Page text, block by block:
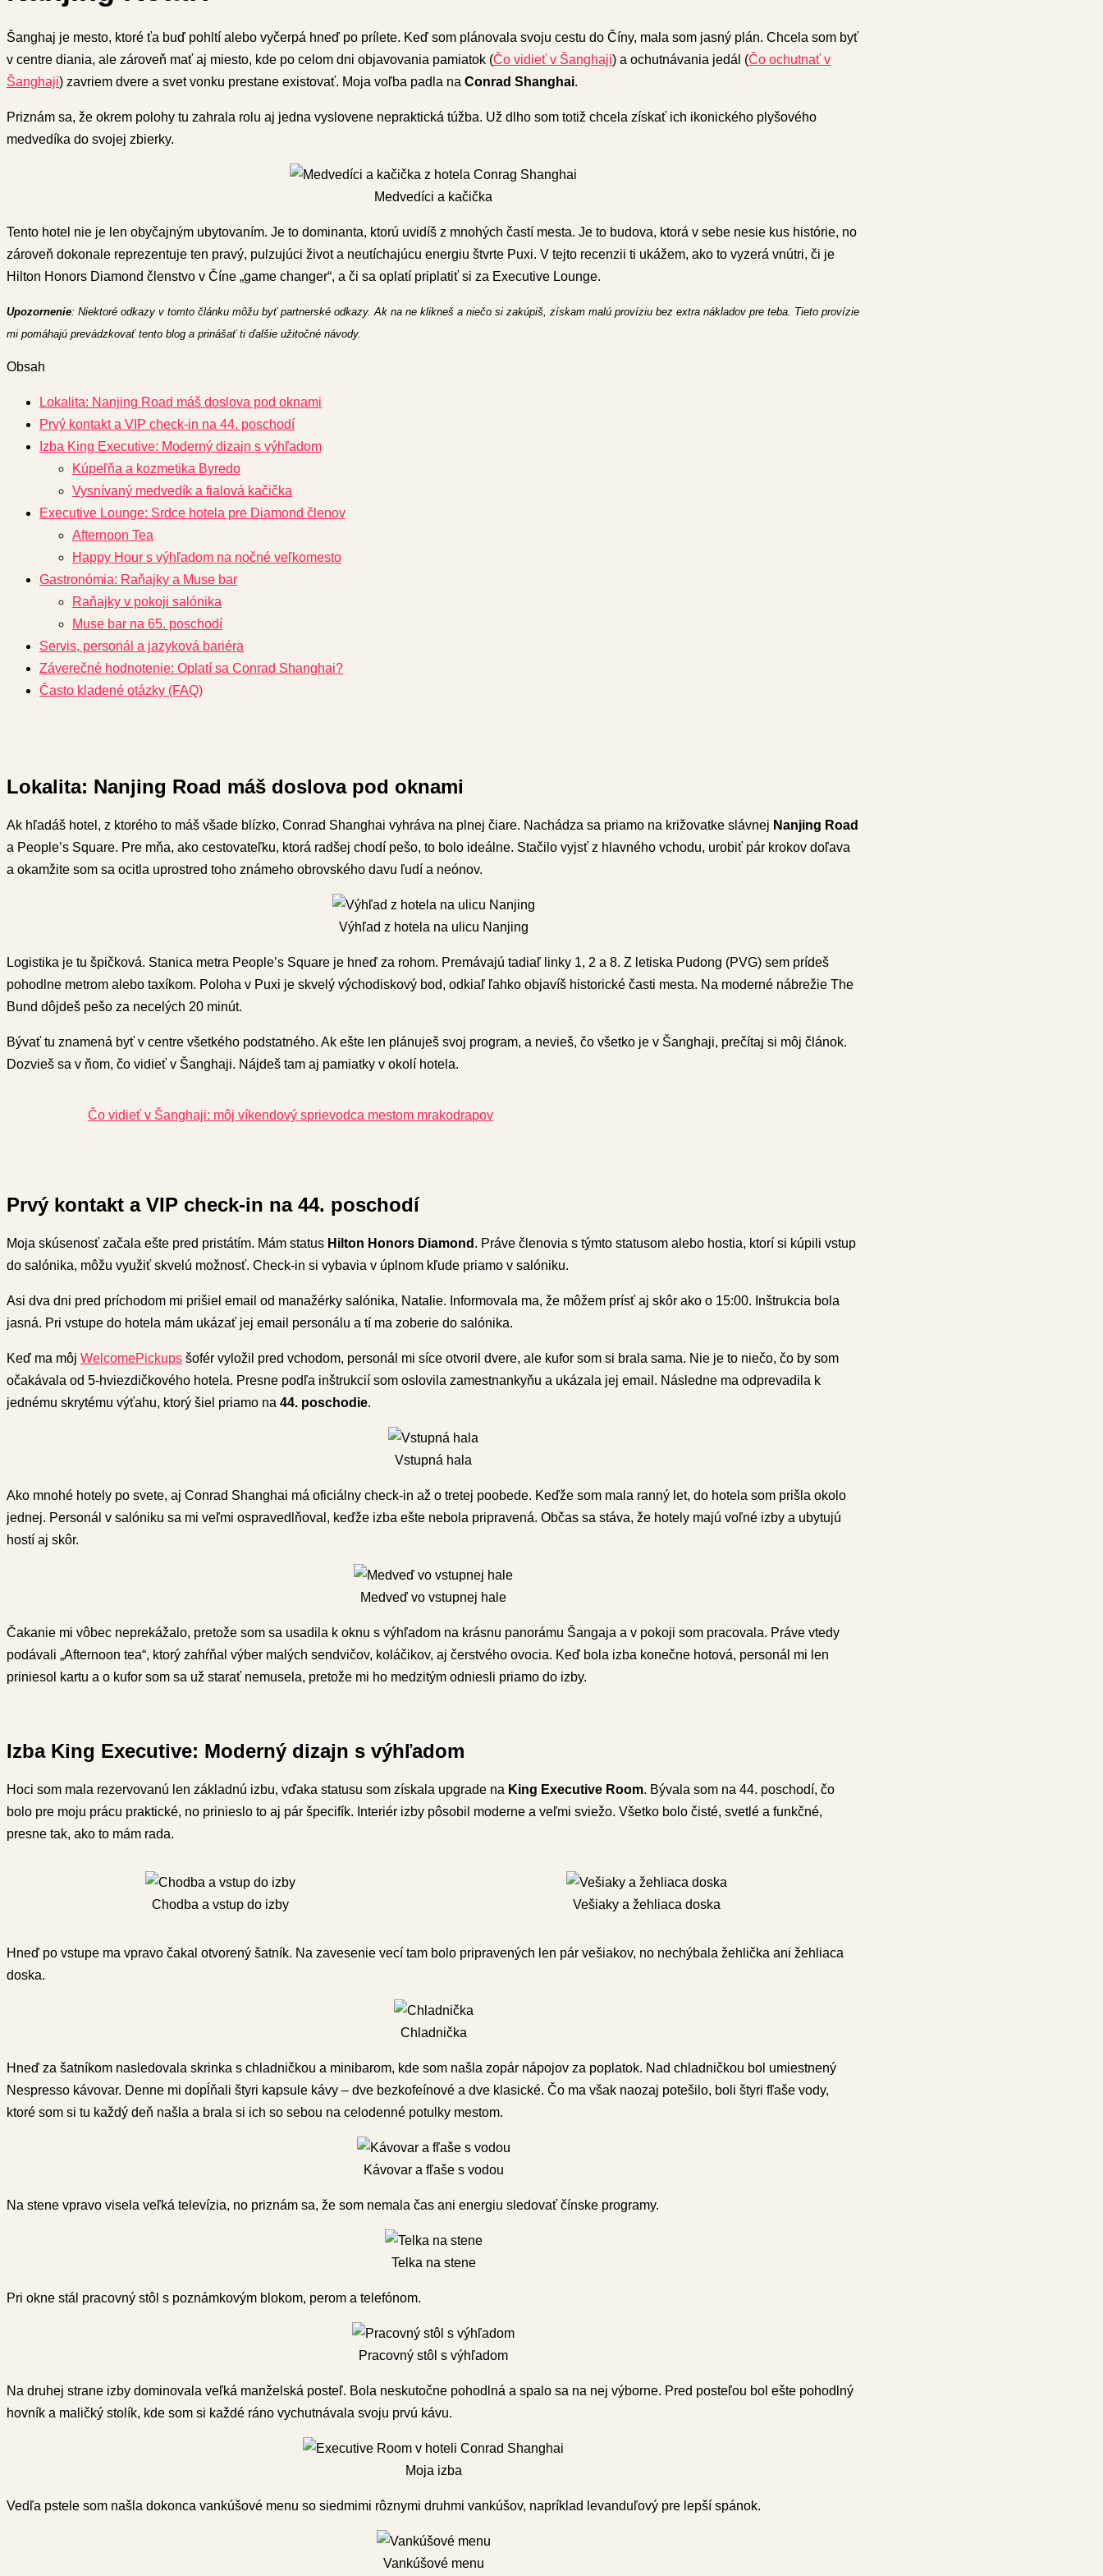
Šanghaj je mesto, ktoré ťa buď pohltí alebo vyčerpá hneď po prílete. Keď som plánovala svoju cestu do Číny, mala som jasný plán. Chcela som byť
v centre diania, ale zároveň mať aj miesto, kde po celom dni objavovania pamiatok (Čo vidieť v Šanghaji) a ochutnávania jedál (Čo ochutnať v
Šanghaji) zavriem dvere a svet vonku prestane existovať. Moja voľba padla na Conrad Shanghai.
Priznám sa, že okrem polohy tu zahrala rolu aj jedna vyslovene nepraktická túžba. Už dlho som totiž chcela získať ich ikonického plyšového
medvedíka do svojej zbierky.
Medvedíci a kačička
Tento hotel nie je len obyčajným ubytovaním. Je to dominanta, ktorú uvidíš z mnohých častí mesta. Je to budova, ktorá v sebe nesie kus histórie, no
zároveň dokonale reprezentuje ten pravý, pulzujúci život a neutíchajúcu energiu štvrte Puxi. V tejto recenzii ti ukážem, ako to vyzerá vnútri, či je
Hilton Honors Diamond členstvo v Číne „game changer“, a či sa oplatí priplatiť si za Executive Lounge.
Upozornenie: Niektoré odkazy v tomto článku môžu byť partnerské odkazy. Ak na ne klikneš a niečo si zakúpiš, získam malú províziu bez extra nákladov pre teba. Tieto provízie
mi pomáhajú prevádzkovať tento blog a prinášať ti ďalšie užitočné návody.
Obsah
Lokalita: Nanjing Road máš doslova pod oknami
Prvý kontakt a VIP check-in na 44. poschodí
Izba King Executive: Moderný dizajn s výhľadom
Kúpeľňa a kozmetika Byredo
Vysnívaný medvedík a fialová kačička
Executive Lounge: Srdce hotela pre Diamond členov
Afternoon Tea
Happy Hour s výhľadom na nočné veľkomesto
Gastronómia: Raňajky a Muse bar
Raňajky v pokoji salónika
Muse bar na 65. poschodí
Servis, personál a jazyková bariéra
Záverečné hodnotenie: Oplatí sa Conrad Shanghai?
Často kladené otázky (FAQ)
Lokalita: Nanjing Road máš doslova pod oknami
Ak hľadáš hotel, z ktorého to máš všade blízko, Conrad Shanghai vyhráva na plnej čiare. Nachádza sa priamo na križovatke slávnej Nanjing Road
a People’s Square. Pre mňa, ako cestovateľku, ktorá radšej chodí pešo, to bolo ideálne. Stačilo vyjsť z hlavného vchodu, urobiť pár krokov doľava
a okamžite som sa ocitla uprostred toho známeho obrovského davu ľudí a neónov.
Výhľad z hotela na ulicu Nanjing
Logistika je tu špičková. Stanica metra People’s Square je hneď za rohom. Premávajú tadiaľ linky 1, 2 a 8. Z letiska Pudong (PVG) sem prídeš
pohodlne metrom alebo taxíkom. Poloha v Puxi je skvelý východiskový bod, odkiaľ ľahko objavíš historické časti mesta. Na moderné nábrežie The
Bund dôjdeš pešo za necelých 20 minút.
Bývať tu znamená byť v centre všetkého podstatného. Ak ešte len plánuješ svoj program, a nevieš, čo všetko je v Šanghaji, prečítaj si môj článok.
Dozvieš sa v ňom, čo vidieť v Šanghaji. Nájdeš tam aj pamiatky v okolí hotela.
Čo vidieť v Šanghaji: môj víkendový sprievodca mestom mrakodrapov
Prvý kontakt a VIP check-in na 44. poschodí
Moja skúsenosť začala ešte pred pristátím. Mám status Hilton Honors Diamond . Práve členovia s týmto statusom alebo hostia, ktorí si kúpili vstup
do salónika, môžu využiť skvelú možnosť. Check-in si vybavia v úplnom kľude priamo v salóniku.
Asi dva dni pred príchodom mi prišiel email od manažérky salónika, Natalie. Informovala ma, že môžem prísť aj skôr ako o 15:00. Inštrukcia bola
jasná. Pri vstupe do hotela mám ukázať jej email personálu a tí ma zoberie do salónika.
Keď ma môj WelcomePickups šofér vyložil pred vchodom, personál mi síce otvoril dvere, ale kufor som si brala sama. Nie je to niečo, čo by som
očakávala od 5-hviezdičkového hotela. Presne podľa inštrukcií som oslovila zamestnankyňu a ukázala jej email. Následne ma odprevadila k
jednému skrytému výťahu, ktorý šiel priamo na 44. poschodie.
Vstupná hala
Ako mnohé hotely po svete, aj Conrad Shanghai má oficiálny check-in až o tretej poobede. Keďže som mala ranný let, do hotela som prišla okolo
jednej. Personál v salóniku sa mi veľmi ospravedlňoval, keďže izba ešte nebola pripravená. Občas sa stáva, že hotely majú voľné izby a ubytujú
hostí aj skôr.
Medveď vo vstupnej hale
Čakanie mi vôbec neprekážalo, pretože som sa usadila k oknu s výhľadom na krásnu panorámu Šangaja a v pokoji som pracovala. Práve vtedy
podávali „Afternoon tea“, ktorý zahŕňal výber malých sendvičov, koláčikov, aj čerstvého ovocia. Keď bola izba konečne hotová, personál mi len
priniesol kartu a o kufor som sa už starať nemusela, pretože mi ho medzitým odniesli priamo do izby.
Izba King Executive: Moderný dizajn s výhľadom
Hoci som mala rezervovanú len základnú izbu, vďaka statusu som získala upgrade na King Executive Room. Bývala som na 44. poschodí, čo
bolo pre moju prácu praktické, no prinieslo to aj pár špecifík. Interiér izby pôsobil moderne a veľmi sviežo. Všetko bolo čisté, svetlé a funkčné,
presne tak, ako to mám rada.
Chodba a vstup do izby Vešiaky a žehliaca doska
Hneď po vstupe ma vpravo čakal otvorený šatník. Na zavesenie vecí tam bolo pripravených len pár vešiakov, no nechýbala žehlička ani žehliaca
doska.
Chladnička
Hneď za šatníkom nasledovala skrinka s chladničkou a minibarom, kde som našla zopár nápojov za poplatok. Nad chladničkou bol umiestnený
Nespresso kávovar. Denne mi dopĺňali štyri kapsule kávy – dve bezkofeínové a dve klasické. Čo ma však naozaj potešilo, boli štyri fľaše vody,
ktoré som si tu každý deň našla a brala si ich so sebou na celodenné potulky mestom.
Kávovar a fľaše s vodou
Na stene vpravo visela veľká televízia, no priznám sa, že som nemala čas ani energiu sledovať čínske programy.
Telka na stene
Pri okne stál pracovný stôl s poznámkovým blokom, perom a telefónom.
Pracovný stôl s výhľadom
Na druhej strane izby dominovala veľká manželská posteľ. Bola neskutočne pohodlná a spalo sa na nej výborne. Pred posteľou bol ešte pohodlný
hovník a maličký stolík, kde som si každé ráno vychutnávala svoju prvú kávu.
Moja izba
Vedľa pstele som našla dokonca vankúšové menu so siedmimi rôznymi druhmi vankúšov, napríklad levanduľový pre lepší spánok.
Vankúšové menu